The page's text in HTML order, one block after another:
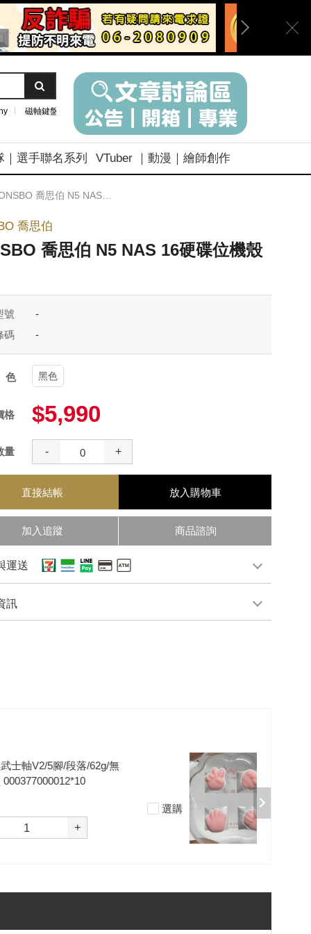
磁軸鍵盤
｜選手聯名系列 VTuber ｜動漫｜繪師創作
喬思伯 N5 NAS 16硬碟位機殼 黑色
喬思伯
喬思伯 N5 NAS 16硬碟位機殼
號
-
碼
-
色 黑色
格 $5,990
量 - +
直接結帳 放入購物車
加入追蹤 商品諮詢
運送
訊
加購-剪刀石頭布猜拳鍵帽一盒四
入000385000289